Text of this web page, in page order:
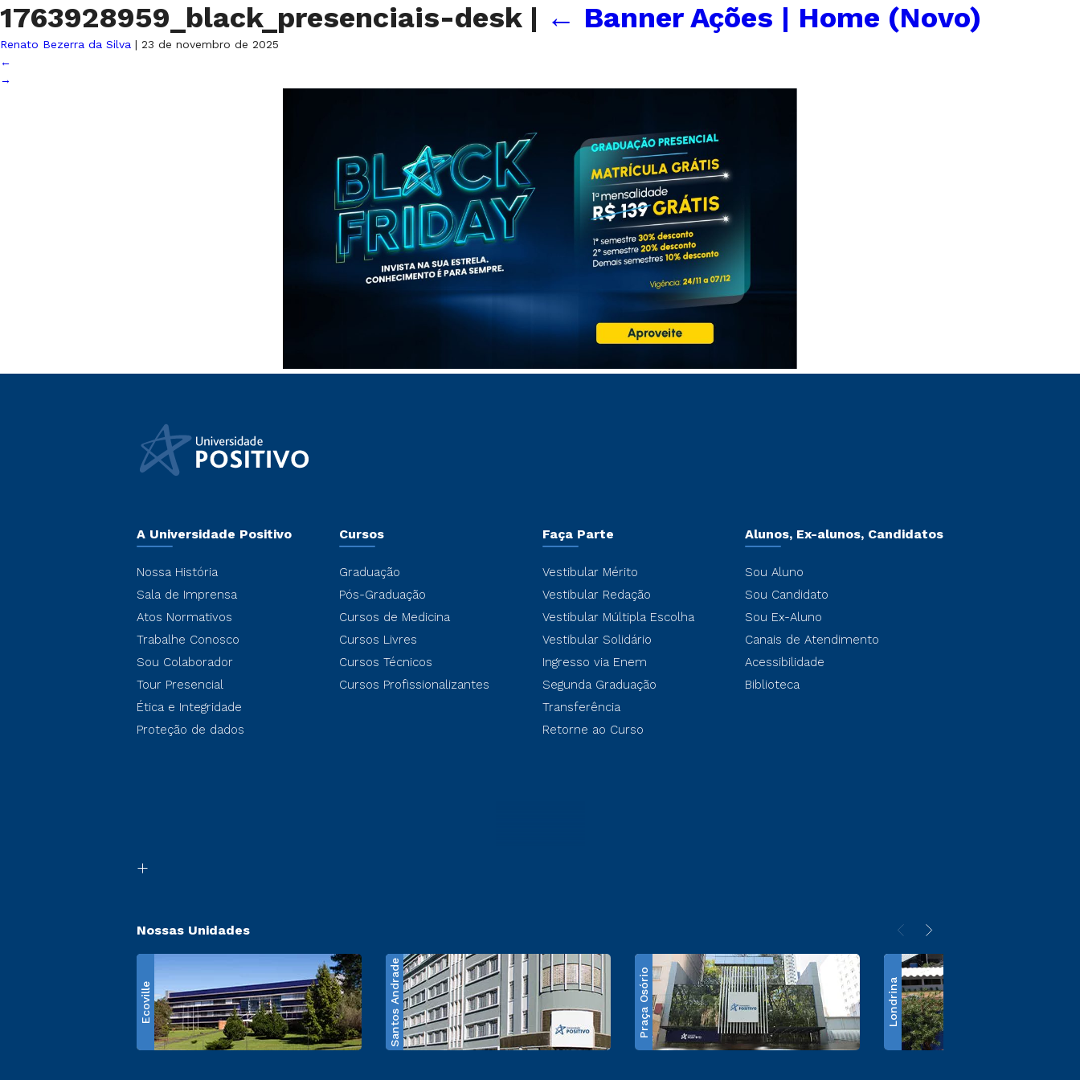
1763928959_black_presenciais-desk | ← Banner Ações | Home (Novo)
Renato Bezerra da Silva | 23 de novembro de 2025
←
→
A Universidade Positivo
Nossa História
Sala de Imprensa
Atos Normativos
Trabalhe Conosco
Sou Colaborador
Tour Presencial
Ética e Integridade
Proteção de dados
Cursos
Graduação
Pós-Graduação
Cursos de Medicina
Cursos Livres
Cursos Técnicos
Cursos Profissionalizantes
Faça Parte
Vestibular Mérito
Vestibular Redação
Vestibular Múltipla Escolha
Vestibular Solidário
Ingresso via Enem
Segunda Graduação
Transferência
Retorne ao Curso
Alunos, Ex-alunos, Candidatos
Sou Aluno
Sou Candidato
Sou Ex-Aluno
Canais de Atendimento
Acessibilidade
Biblioteca
Nossas Unidades
Ecoville Santos Andrade Praça Osório Londrina